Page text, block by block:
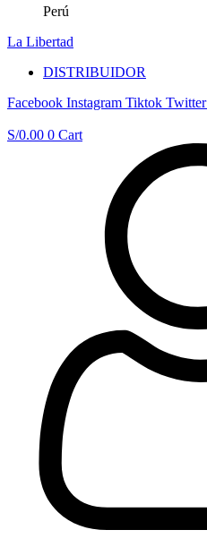
Perú
La Libertad
DISTRIBUIDOR
Facebook Instagram Tiktok Twitter
S/0.00 0 Cart